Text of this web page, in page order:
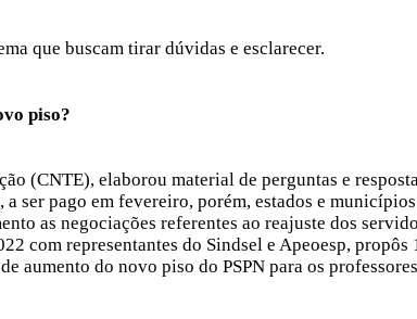
que buscam tirar dúvidas e esclarecer.
piso?
(CNTE), elaborou material de perguntas e
ser pago em fevereiro, porém, estados e
as negociações referentes ao reajuste dos
com representantes do Sindsel e Apeoesp,
aumento do novo piso do PSPN para os